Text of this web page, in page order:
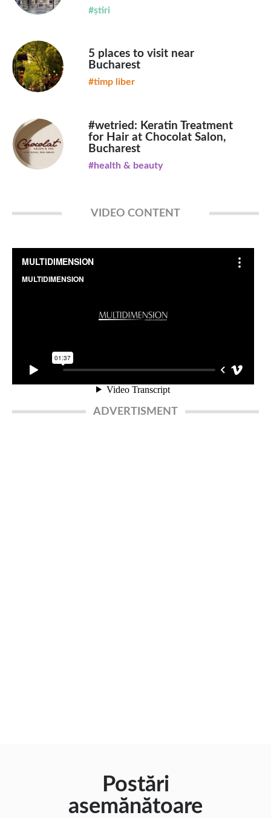
#știri
5 places to visit near
Bucharest
#timp liber
#wetried: Keratin Treatment
for Hair at Chocolat Salon,
Bucharest
#health & beauty
VIDEO CONTENT
ADVERTISMENT
Postări
asemănătoare